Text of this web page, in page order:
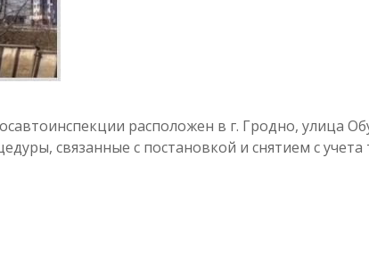
расположен в г. Гродно, улица
связанные с постановкой и снятием с